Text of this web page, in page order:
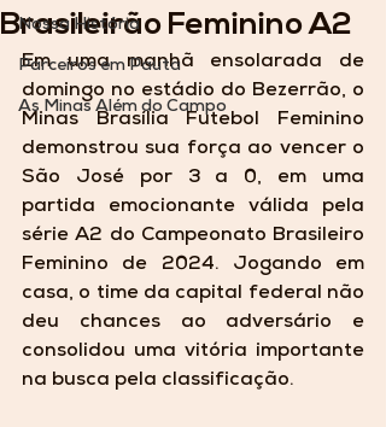
Nossa História
Parceiros em Pauta
As Minas Além do Campo
Brasileirão Feminino A2
Em uma manhã ensolarada de
domingo no estádio do Bezerrão, o
Minas Brasília Futebol Feminino
demonstrou sua força ao vencer o
São José por 3 a 0, em uma
partida emocionante válida pela
série A2 do Campeonato Brasileiro
Feminino de 2024. Jogando em
casa, o time da capital federal não
deu chances ao adversário e
consolidou uma vitória importante
na busca pela classificação.